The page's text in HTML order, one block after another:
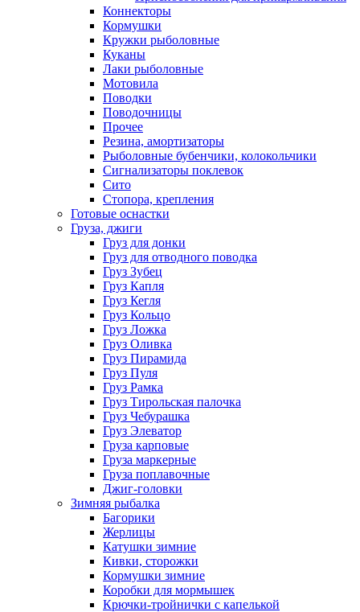
Коннекторы
Кормушки
Кружки рыболовные
Куканы
Лаки рыболовные
Мотовила
Поводки
Поводочницы
Прочее
Резина, амортизаторы
Рыболовные бубенчики, колокольчики
Сигнализаторы поклевок
Сито
Стопора, крепления
Готовые оснастки
Груза, джиги
Груз для донки
Груз для отводного поводка
Груз Зубец
Груз Капля
Груз Кегля
Груз Кольцо
Груз Ложка
Груз Оливка
Груз Пирамида
Груз Пуля
Груз Рамка
Груз Тирольская палочка
Груз Чебурашка
Груз Элеватор
Груза карповые
Груза маркерные
Груза поплавочные
Джиг-головки
Зимняя рыбалка
Багорики
Жерлицы
Катушки зимние
Кивки, сторожки
Кормушки зимние
Коробки для мормышек
Крючки-тройнички с капелькой